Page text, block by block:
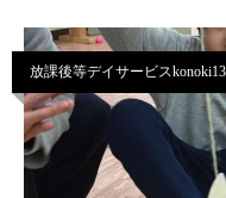
放課後等デイサービス